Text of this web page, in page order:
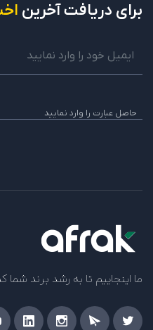
برای دریافتآخرین
ما اینجاییم تا به رشد برند